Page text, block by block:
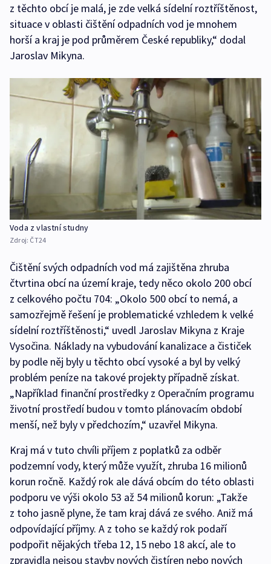
z těchto obcí je malá, je zde velká sídelní roztříštěnost,
situace v oblasti čištění odpadních vod je mnohem
horší a kraj je pod průměrem České republiky,“ dodal
Jaroslav Mikyna.
Voda z vlastní studny
Zdroj: ČT24
Čištění svých odpadních vod má zajištěna zhruba
čtvrtina obcí na území kraje, tedy něco okolo 200 obcí
z celkového počtu 704: „Okolo 500 obcí to nemá, a
samozřejmě řešení je problematické vzhledem k velké
sídelní roztříštěnosti,“ uvedl Jaroslav Mikyna z Kraje
Vysočina. Náklady na vybudování kanalizace a čističek
by podle něj byly u těchto obcí vysoké a byl by velký
problém peníze na takové projekty případně získat.
„Například finanční prostředky z Operačním programu
životní prostředí budou v tomto plánovacím období
menší, než byly v předchozím,“ uzavřel Mikyna.
Kraj má v tuto chvíli příjem z poplatků za odběr
podzemní vody, který může využít, zhruba 16 milionů
korun ročně. Každý rok ale dává obcím do této oblasti
podporu ve výši okolo 53 až 54 milionů korun: „Takže
z toho jasně plyne, že tam kraj dává ze svého. Aniž má
odpovídající příjmy. A z toho se každý rok podaří
podpořit nějakých třeba 12, 15 nebo 18 akcí, ale to
zpravidla nejsou stavby nových čistíren nebo nových